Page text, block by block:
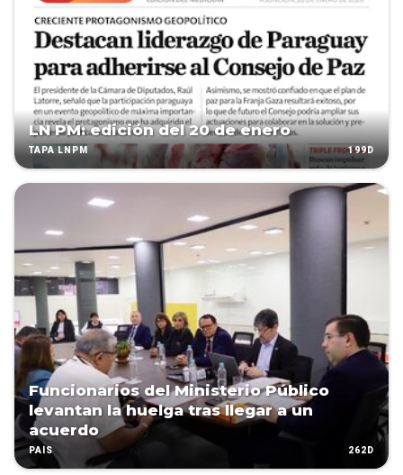
LN PM: edición del 20 de enero
TAPA LNPM 199D
Funcionarios del Ministerio Público
levantan la huelga tras llegar a un
acuerdo
PAÍS 262D